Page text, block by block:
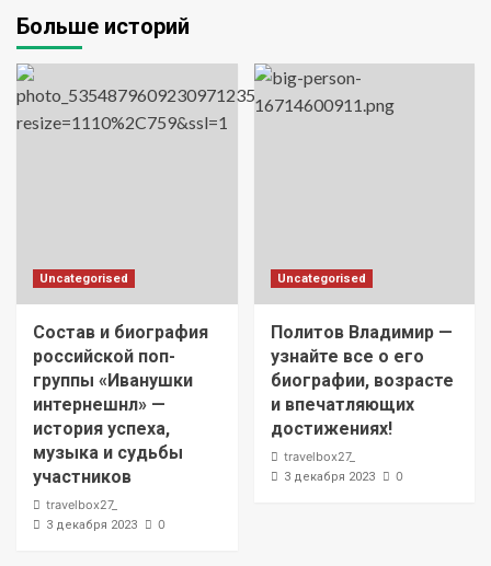
Больше историй
Uncategorised
Состав и биография
российской поп-
группы «Иванушки
интернешнл» —
история успеха,
музыка и судьбы
участников
travelbox27_
3 декабря 2023 0
Uncategorised
Политов Владимир —
узнайте все о его
биографии, возрасте
и впечатляющих
достижениях!
travelbox27_
3 декабря 2023 0